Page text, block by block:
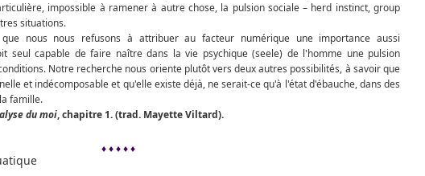
impossible à ramener à autre chose, la pulsion sociale – herd instinct, group
situations.
nous nous refusons à attribuer au facteur numérique une importance aussi
seul capable de faire naître dans la vie psychique (seele) de l'homme une pulsion
Notre recherche nous oriente plutôt vers deux autres possibilités, à savoir que
et indécomposable et qu'elle existe déjà, ne serait-ce qu'à l'état d'ébauche, dans des
famille.
du moi, chapitre 1. (trad. Mayette Viltard).
♦ ♦ ♦ ♦ ♦